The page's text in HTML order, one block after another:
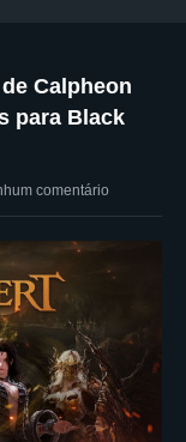
Calpheon
para Black
comentário